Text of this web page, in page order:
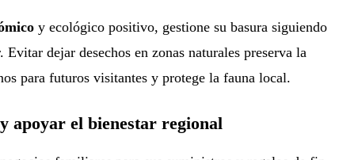
y ecológico positivo, gestione su basura siguiendo
dejar desechos en zonas naturales preserva la
para futuros visitantes y protege la fauna local.
apoyar el bienestar regional